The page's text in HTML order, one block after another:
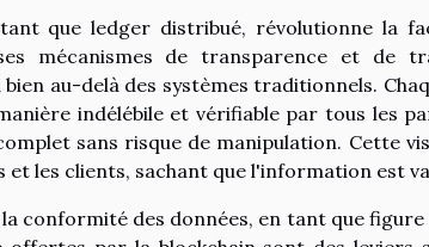
que ledger distribué, révolutionne la
mécanismes de transparence et de
au-delà des systèmes traditionnels.
indélébile et vérifiable par tous les
sans risque de manipulation. Cette
et les clients, sachant que l'information est
la conformité des données, en tant que